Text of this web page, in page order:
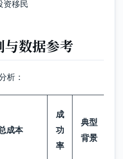
资移民
数据参考
析：
成本
成
功
率
典型
背景